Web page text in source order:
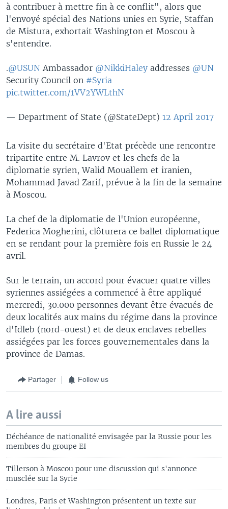
à contribuer à mettre fin à ce conflit", alors que
l'envoyé spécial des Nations unies en Syrie, Staffan
de Mistura, exhortait Washington et Moscou à
s'entendre.
.@USUN Ambassador @NikkiHaley addresses @UN
Security Council on #Syria
pic.twitter.com/1VV2YWLthN
— Department of State (@StateDept) 12 April 2017
La visite du secrétaire d'Etat précède une rencontre
tripartite entre M. Lavrov et les chefs de la
diplomatie syrien, Walid Mouallem et iranien,
Mohammad Javad Zarif, prévue à la fin de la semaine
à Moscou.
La chef de la diplomatie de l'Union européenne,
Federica Mogherini, clôturera ce ballet diplomatique
en se rendant pour la première fois en Russie le 24
avril.
Sur le terrain, un accord pour évacuer quatre villes
syriennes assiégées a commencé à être appliqué
mercredi, 30.000 personnes devant être évacués de
deux localités aux mains du régime dans la province
d'Idleb (nord-ouest) et de deux enclaves rebelles
assiégées par les forces gouvernementales dans la
province de Damas.
Partager Follow us
A lire aussi
Déchéance de nationalité envisagée par la Russie pour les
membres du groupe EI
Tillerson à Moscou pour une discussion qui s'annonce
musclée sur la Syrie
Londres, Paris et Washington présentent un texte sur